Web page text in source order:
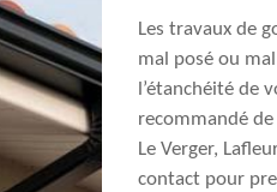
Les travaux de
mal posé ou
l’étanchéité de
recommandé
Le Verger,
contact pour